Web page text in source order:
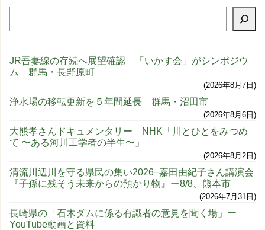
JR吾妻線の存続へ展望確認 「いかす会」がシンポジウ
ム 群馬・長野原町
2026年8月7日
浄水場の移転更新を５年間延長 群馬・沼田市
2026年8月6日
大熊孝さんドキュメンタリー NHK「川とひとをみつめ
て 〜ある河川工学者の半生〜」
2026年8月2日
清流川辺川を守る県民の集い2026−嘉田由紀子さん講演会
『子孫に残そう未来からの預かり物』ー8/8、熊本市
2026年7月31日
長崎県の「石木ダムに係る有識者の意見を聞く場」ー
YouTube動画と資料